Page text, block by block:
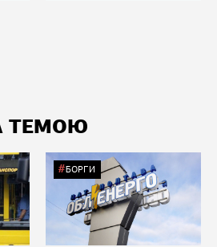
ТЕМОЮ
БОРГИ